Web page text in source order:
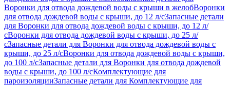
Воронки для отвода дождевой воды с крыши в желобВоронки
для отвода дождевой воды с крыши, до 12 л/сЗапасные детали
для Воронки для отвода дождевой воды с крыши, до 12 л/
сВоронки для отвода дождевой воды с крыши, до 25 л/
сЗапасные детали для Воронки для отвода дождевой воды с
крыши, до 25 л/сВоронки для отвода дождевой воды с крыши,
до 100 л/сЗапасные детали для Воронки для отвода дождевой
воды с крыши, до 100 л/сКомплектующие для
пароизоляцииЗапасные детали для Комплектующие для